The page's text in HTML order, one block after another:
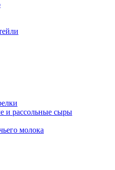
и рассольные сыры
молока